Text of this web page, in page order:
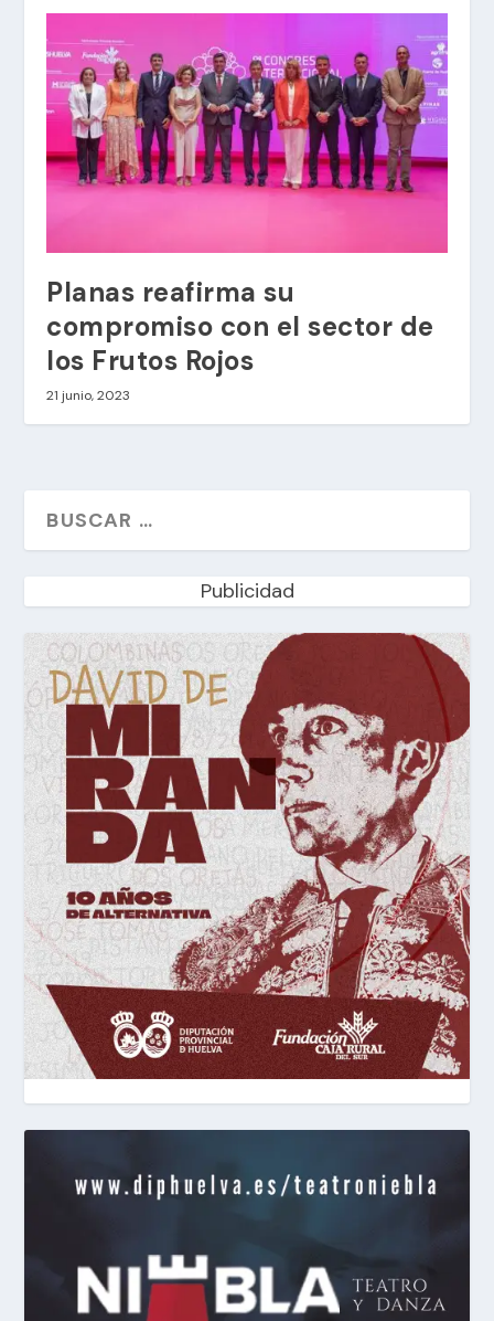
Planas reafirma su
compromiso con el sector de
los Frutos Rojos
21 junio, 2023
Publicidad